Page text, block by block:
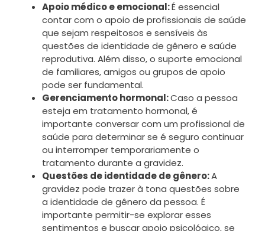
Apoio médico e emocional:É essencial
contar com o apoio de profissionais de saúde
que sejam respeitosos e sensíveis às
questões de identidade de gênero e saúde
reprodutiva. Além disso, o suporte emocional
de familiares, amigos ou grupos de apoio
pode ser fundamental.
Gerenciamento hormonal:Caso a pessoa
esteja em tratamento hormonal, é
importante conversar com um profissional de
saúde para determinar se é seguro continuar
ou interromper temporariamente o
tratamento durante a gravidez.
Questões de identidade de gênero:A
gravidez pode trazer à tona questões sobre
a identidade de gênero da pessoa. É
importante permitir-se explorar esses
sentimentos e buscar apoio psicológico, se